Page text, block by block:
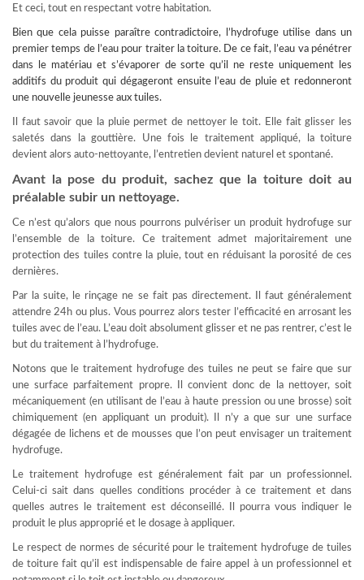
Et ceci, tout en respectant votre habitation.
Bien que cela puisse paraître contradictoire, l’hydrofuge utilise dans un
premier temps de l’eau pour traiter la toiture. De ce fait, l’eau va pénétrer
dans le matériau et s’évaporer de sorte qu’il ne reste uniquement les
additifs du produit qui dégageront ensuite l’eau de pluie et redonneront
une nouvelle jeunesse aux tuiles.
Il faut savoir que la pluie permet de nettoyer le toit. Elle fait glisser les
saletés dans la gouttière. Une fois le traitement appliqué, la toiture
devient alors auto-nettoyante, l’entretien devient naturel et spontané.
Avant la pose du produit, sachez que la toiture doit au
préalable subir un nettoyage.
Ce n’est qu’alors que nous pourrons pulvériser un produit hydrofuge sur
l’ensemble de la toiture. Ce traitement admet majoritairement une
protection des tuiles contre la pluie, tout en réduisant la porosité de ces
dernières.
Par la suite, le rinçage ne se fait pas directement. Il faut généralement
attendre 24h ou plus. Vous pourrez alors tester l’efficacité en arrosant les
tuiles avec de l’eau. L’eau doit absolument glisser et ne pas rentrer, c’est le
but du traitement à l’hydrofuge.
Notons que le traitement hydrofuge des tuiles ne peut se faire que sur
une surface parfaitement propre. Il convient donc de la nettoyer, soit
mécaniquement (en utilisant de l’eau à haute pression ou une brosse) soit
chimiquement (en appliquant un produit). Il n’y a que sur une surface
dégagée de lichens et de mousses que l’on peut envisager un traitement
hydrofuge.
Le traitement hydrofuge est généralement fait par un professionnel.
Celui-ci sait dans quelles conditions procéder à ce traitement et dans
quelles autres le traitement est déconseillé. Il pourra vous indiquer le
produit le plus approprié et le dosage à appliquer.
Le respect de normes de sécurité pour le traitement hydrofuge de tuiles
de toiture fait qu’il est indispensable de faire appel à un professionnel et